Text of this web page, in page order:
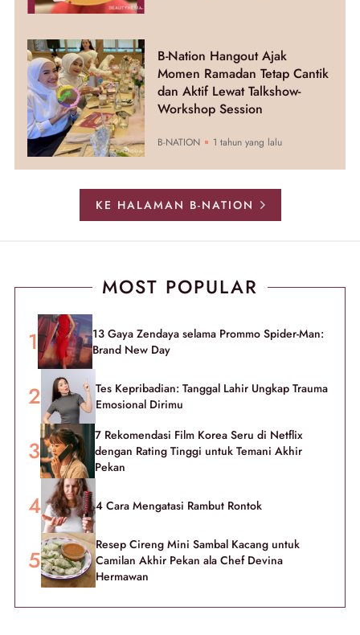
B-Nation Hangout Ajak
Momen Ramadan Tetap Cantik
dan Aktif Lewat Talkshow-
Workshop Session
B-NATION 1 tahun yang lalu
KE HALAMAN B-NATION
MOST POPULAR
13 Gaya Zendaya selama Prommo Spider-Man:
Brand New Day
Tes Kepribadian: Tanggal Lahir Ungkap Trauma
Emosional Dirimu
7 Rekomendasi Film Korea Seru di Netflix
dengan Rating Tinggi untuk Temani Akhir
Pekan
4 Cara Mengatasi Rambut Rontok
Resep Cireng Mini Sambal Kacang untuk
Camilan Akhir Pekan ala Chef Devina
Hermawan